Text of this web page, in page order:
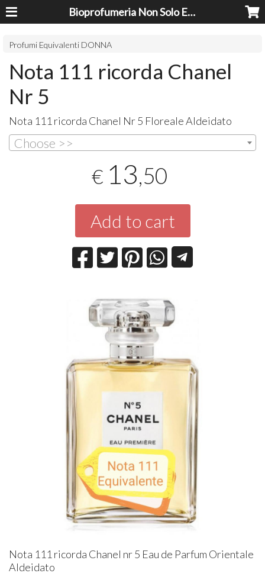
Bioprofumeria Non Solo Essenze
Profumi Equivalenti DONNA
Nota 111 ricorda Chanel
Nr 5
Nota 111 ricorda Chanel Nr 5 Floreale Aldeidato
Choose >>
€ 13,50
Add to cart
Nota 111 ricorda Chanel nr 5 Eau de Parfum Orientale
Aldeidato